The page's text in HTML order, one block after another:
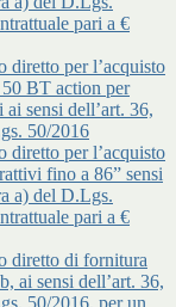
pari a €
diretto per l’acquisto
BT action per
sensi dell’art. 36,
50/2016
diretto per l’acquisto
fino a 86” sensi
a) del D.Lgs.
pari a €
diretto di fornitura
ai sensi dell’art. 36,